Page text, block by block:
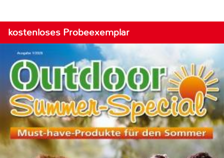
kostenloses Probeexemplar